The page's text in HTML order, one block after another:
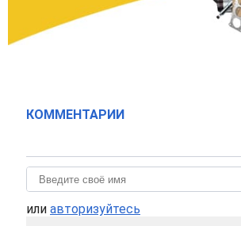
КОММЕНТАРИИ
или авторизуйтесь